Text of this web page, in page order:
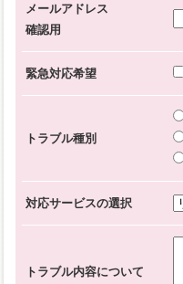
メールアドレス
確認用
緊急対応希望
トラブル種別
対応サービスの選択
トラブル内容について